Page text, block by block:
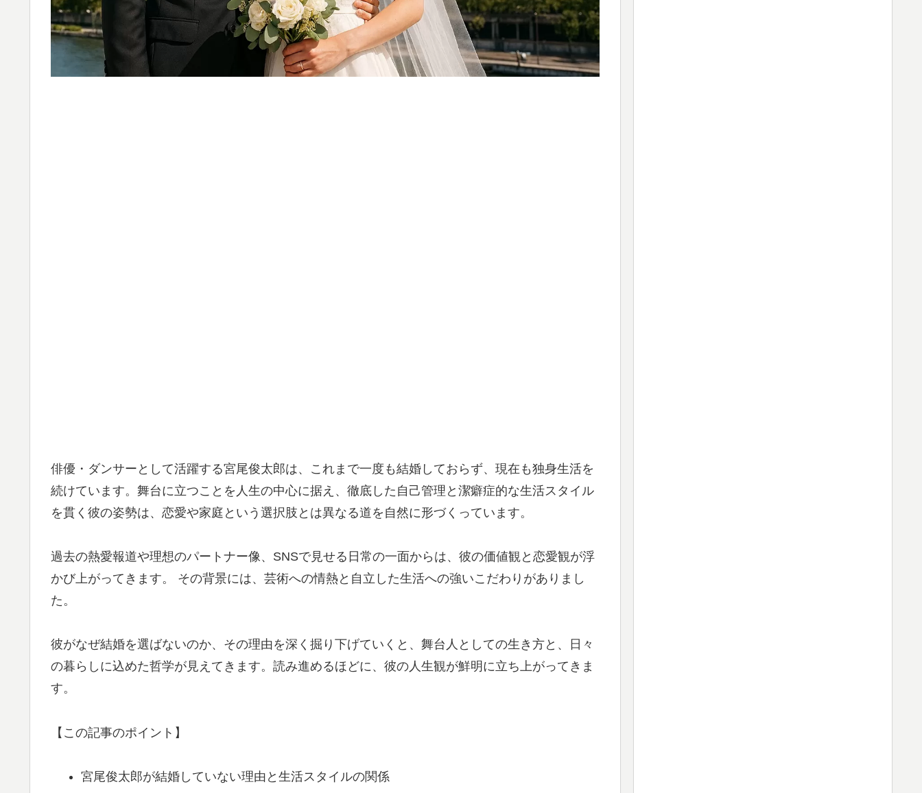
俳優・ダンサーとして活躍する宮尾俊太郎は、これまで一度も結婚しておらず、現在も独身生活を
続けています。舞台に立つことを人生の中心に据え、徹底した自己管理と潔癖症的な生活スタイル
を貫く彼の姿勢は、恋愛や家庭という選択肢とは異なる道を自然に形づくっています。
過去の熱愛報道や理想のパートナー像、SNSで見せる日常の一面からは、彼の価値観と恋愛観が浮
かび上がってきます。 その背景には、芸術への情熱と自立した生活への強いこだわりがありまし
た。
彼がなぜ結婚を選ばないのか、その理由を深く掘り下げていくと、舞台人としての生き方と、日々
の暮らしに込めた哲学が見えてきます。読み進めるほどに、彼の人生観が鮮明に立ち上がってきま
す。
【この記事のポイント】
宮尾俊太郎が結婚していない理由と生活スタイルの関係